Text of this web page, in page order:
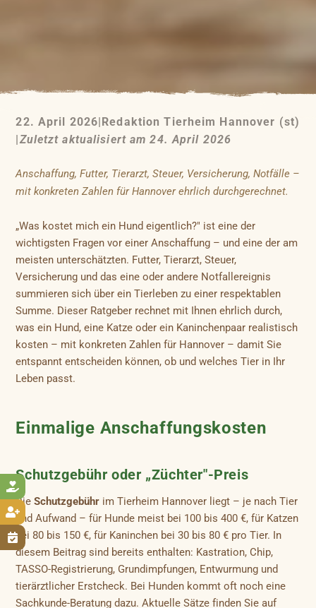



22. April 2026|Redaktion Tierheim Hannover (st)
|Zuletzt aktualisiert am 24. April 2026
Anschaffung, Futter, Tierarzt, Steuer, Versicherung, Notfälle –
mit konkreten Zahlen für Hannover ehrlich durchgerechnet.
„Was kostet mich ein Hund eigentlich?" ist eine der
wichtigsten Fragen vor einer Anschaffung – und eine der am
meisten unterschätzten. Futter, Tierarzt, Steuer,
Versicherung und das eine oder andere Notfallereignis
summieren sich über ein Tierleben zu einer respektablen
Summe. Dieser Ratgeber rechnet mit Ihnen ehrlich durch,
was ein Hund, eine Katze oder ein Kaninchenpaar realistisch
kosten – mit konkreten Zahlen für Hannover – damit Sie
entspannt entscheiden können, ob und welches Tier in Ihr
Leben passt.
Einmalige Anschaffungskosten
Schutzgebühr oder „Züchter"-Preis
DieSchutzgebühr im Tierheim Hannover liegt – je nach Tier
und Aufwand – für Hunde meist bei 100 bis 400 €, für Katzen
bei 80 bis 150 €, für Kaninchen bei 30 bis 80 € pro Tier. In
diesem Beitrag sind bereits enthalten: Kastration, Chip,
TASSO-Registrierung, Grundimpfungen, Entwurmung und
tierärztlicher Erstcheck. Bei Hunden kommt oft noch eine
Sachkunde-Beratung dazu. Aktuelle Sätze finden Sie auf